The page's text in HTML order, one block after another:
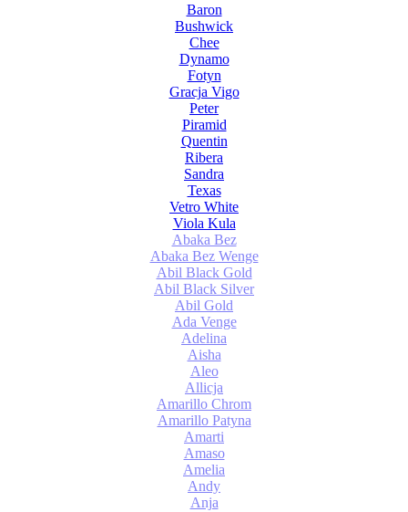
Baron
Bushwick
Chee
Dynamo
Fotyn
Gracja Vigo
Peter
Piramid
Quentin
Ribera
Sandra
Texas
Vetro White
Viola Kula
Abaka Bez
Abaka Bez Wenge
Abil Black Gold
Abil Black Silver
Abil Gold
Ada Venge
Adelina
Aisha
Aleo
Allicja
Amarillo Chrom
Amarillo Patyna
Amarti
Amaso
Amelia
Andy
Anja